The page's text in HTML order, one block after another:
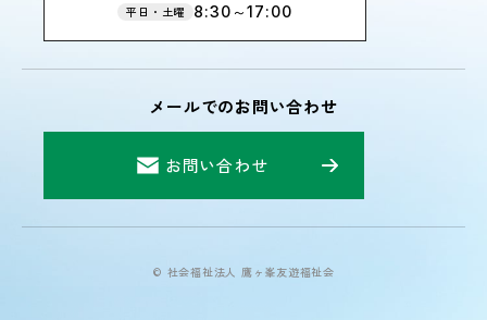
平日・土曜 8:30～17:00
メールでのお問い合わせ
お問い合わせ
© 社会福祉法人 鷹ヶ峯友遊福祉会